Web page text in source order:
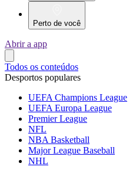
Perto de você
Abrir a app
Todos os conteúdos
Desportos populares
UEFA Champions League
UEFA Europa League
Premier League
NFL
NBA Basketball
Major League Baseball
NHL